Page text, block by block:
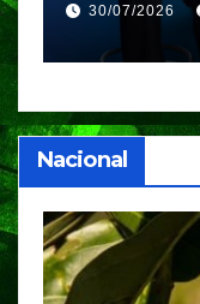
GIFF
25/07/2026
Nacional